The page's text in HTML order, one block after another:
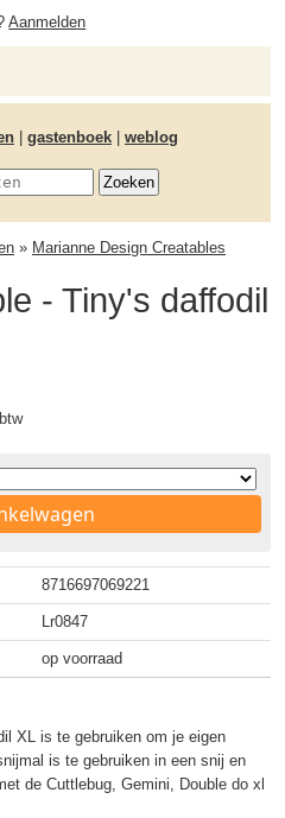
Aanmelden
gastenboek weblog
» Marianne Design Creatables
- Tiny's daffodil
8716697069221
Lr0847
op voorraad
XL is te gebruiken om je eigen
is te gebruiken in een snij en
de Cuttlebug, Gemini, Double do xl